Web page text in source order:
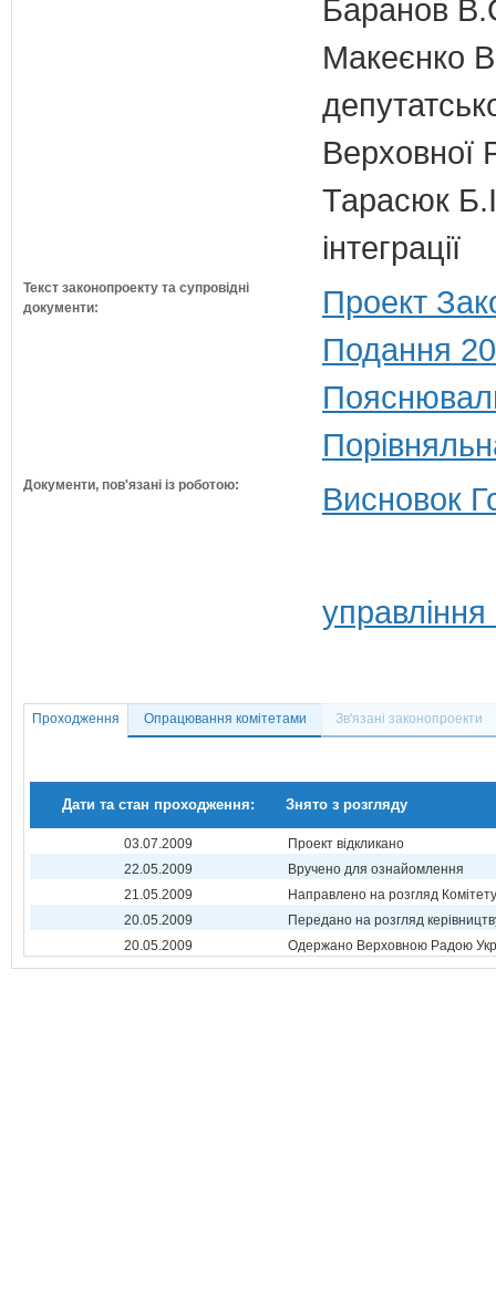
Баранов
Макеєнко
Верховної
Тарасюк
інтеграції
Текст законопроекту та супровідні
документи:
Проект
Подання
Документи, пов'язані із роботою: Висновок
Проходження Опрацювання комітетами Зв'язані законопроекти
Дати та стан проходження: Знято з розгляду
03.07.2009
Проект відкликано
22.05.2009
Вручено для ознайомлення
21.05.2009
Направлено на розгляд Комітету
20.05.2009
Передано на розгляд
20.05.2009
Одержано Верховною Радою